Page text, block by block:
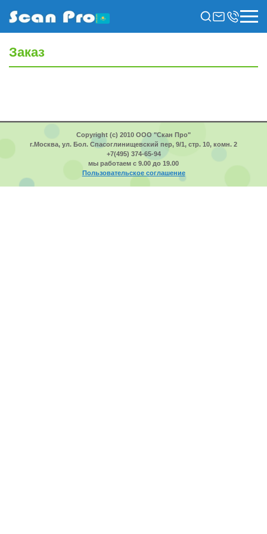
Заказ
Copyright (c) 2010 ООО "Скан Про"
г.Москва, ул. Бол. Спасоглинищевский пер, 9/1, стр. 10, комн. 2
+7(495) 374-65-94
мы работаем с 9.00 до 19.00
Пользовательское соглашение